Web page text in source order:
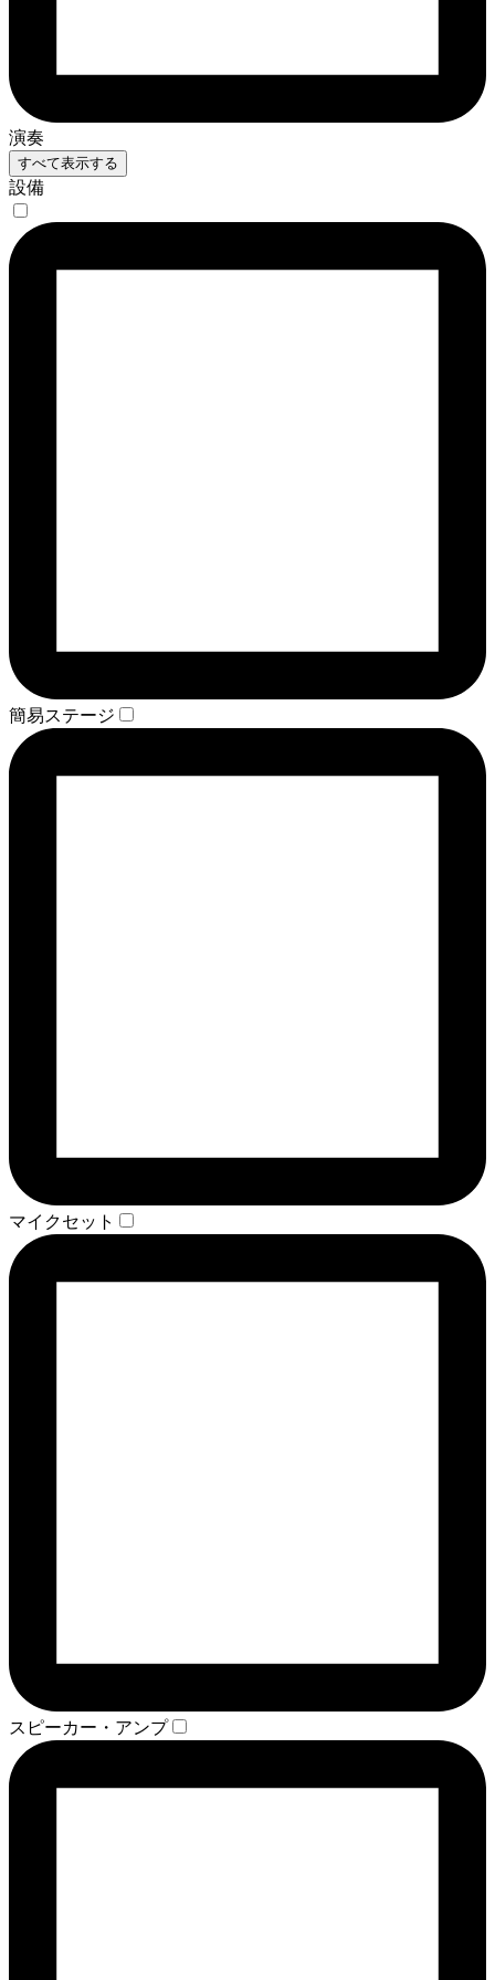
演奏
すべて表示する
設備
簡易ステージ
マイクセット
スピーカー・アンプ